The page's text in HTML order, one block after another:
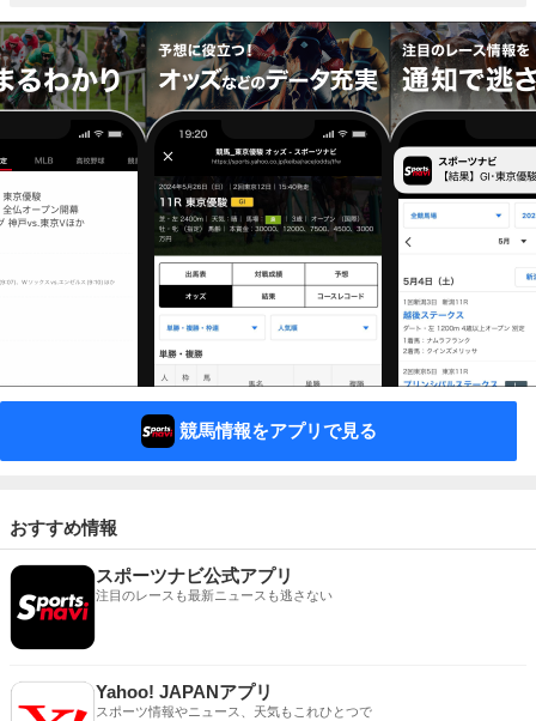
競馬情報をアプリで見る
おすすめ情報
スポーツナビ公式アプリ
注目のレースも最新ニュースも逃さない
Yahoo! JAPANアプリ
スポーツ情報やニュース、天気もこれひとつで